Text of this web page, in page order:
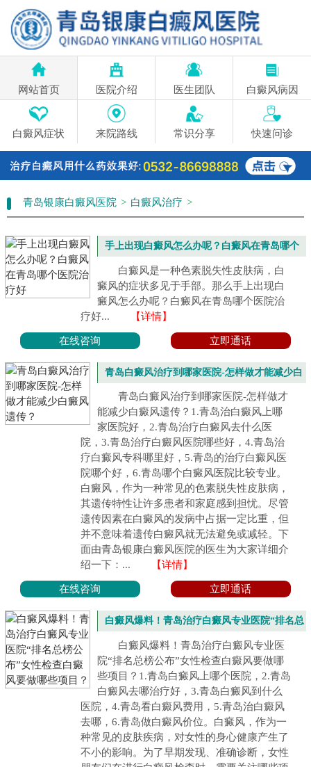
网站首页 医院介绍 医生团队 白癜风病因
白癜风症状 来院路线 常识分享 快速问诊
青岛银康白癜风医院 > 白癜风治疗 >
手上出现白癜风怎么办呢？白癜风在青岛哪个
医院治疗好
白癜风是一种色素脱失性皮肤病，白
癜风的症状多见于手部。那么手上出现白
癜风怎么办呢？白癜风在青岛哪个医院治
疗好...
【详情】
在线咨询 立即通话
青岛白癜风治疗到哪家医院-怎样做才能减少白
癜风遗传？
青岛白癜风治疗到哪家医院-怎样做才
能减少白癜风遗传？1.青岛治白癜风上哪
家医院好，2.青岛治疗白癜风去什么医
院，3.青岛治疗白癜风医院哪些好，4.青岛治
疗白癜风专科哪里好，5.青岛的治疗白癜风医
院哪个好，6.青岛哪个白癜风医院比较专业。
白癜风，作为一种常见的色素脱失性皮肤病，
其遗传特性让许多患者和家庭感到担忧。尽管
遗传因素在白癜风的发病中占据一定比重，但
并不意味着遗传白癜风就无法避免或减轻。下
面由青岛银康白癜风医院的医生为大家详细介
绍一下：...
【详情】
在线咨询 立即通话
白癜风爆料！青岛治疗白癜风专业医院“排名总
榜公布”女性检查白癜风要做哪些项目？
白癜风爆料！青岛治疗白癜风专业医
院“排名总榜公布”女性检查白癜风要做哪
些项目？1.青岛白癜风上哪个医院，2.青岛
白癜风去哪治疗好，3.青岛白癜风到什么
医院，4.青岛看白癜风费用，5.青岛治白癜风
去哪，6.青岛做白癜风价位。白癜风，作为一
种常见的皮肤疾病，对女性的身心健康产生了
不小的影响。为了早期发现、准确诊断，女性